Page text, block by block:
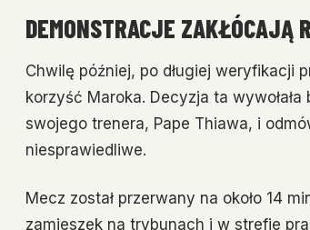
DEMONSTRACJE ZAKŁÓCAJĄ
Chwilę później, po długiej weryfikacji
korzyść Maroka. Decyzja ta
swojego trenera, Pape Thiawa, i
niesprawiedliwe.
Mecz został przerwany na około 14
zamieszek na trybunach i w strefie